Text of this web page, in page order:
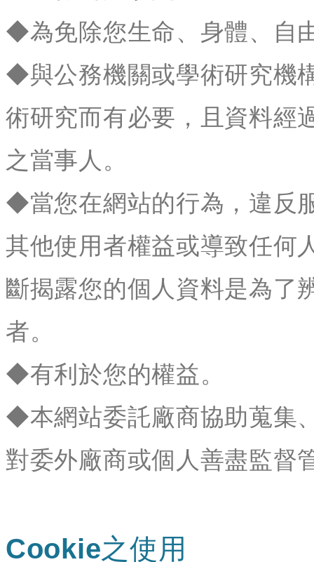
◆為免除您生命、身體、自
◆與公務機關或學術研究機
術研究而有必要，且資料經
之當事人。
◆當您在網站的行為，違反
其他使用者權益或導致任何
斷揭露您的個人資料是為了
者。
◆有利於您的權益。
◆本網站委託廠商協助蒐集
對委外廠商或個人善盡監督
Cookie之使用